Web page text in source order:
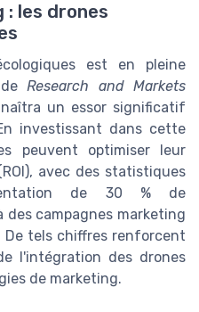
: les drones
est en pleine
deResearch and Markets
un essor significatif
investissant dans cette
peuvent optimiser leur
avec des statistiques
de 30 % de
des campagnes marketing
tels chiffres renforcent
l'intégration des drones
de marketing.